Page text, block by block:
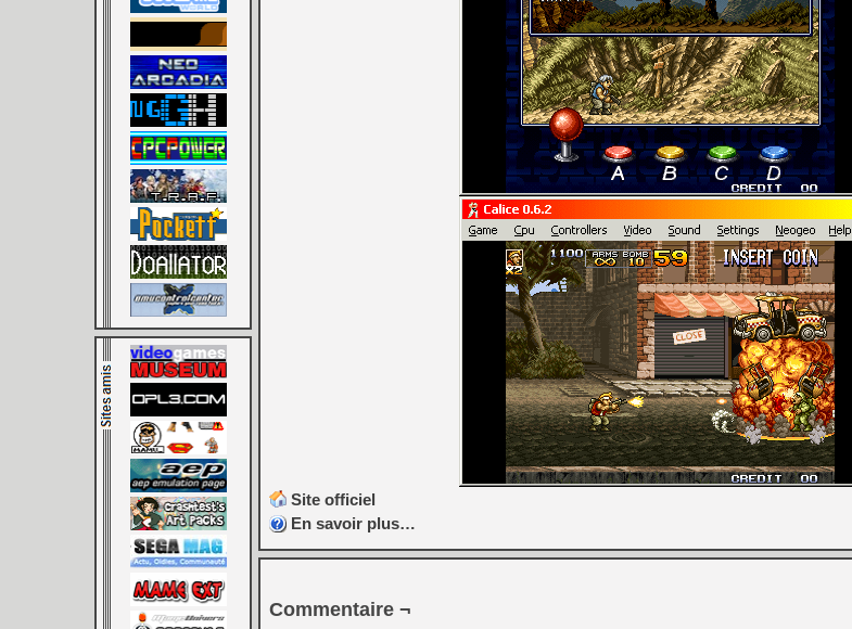
Site officiel
En savoir plus…
Commentaire ¬